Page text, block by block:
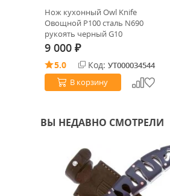
Нож кухонный Owl Knife
Овощной P100 сталь N690
рукоять черный G10
9 000 ₽
5.0 Код: УТ000034544
В корзину
ВЫ НЕДАВНО СМОТРЕЛИ